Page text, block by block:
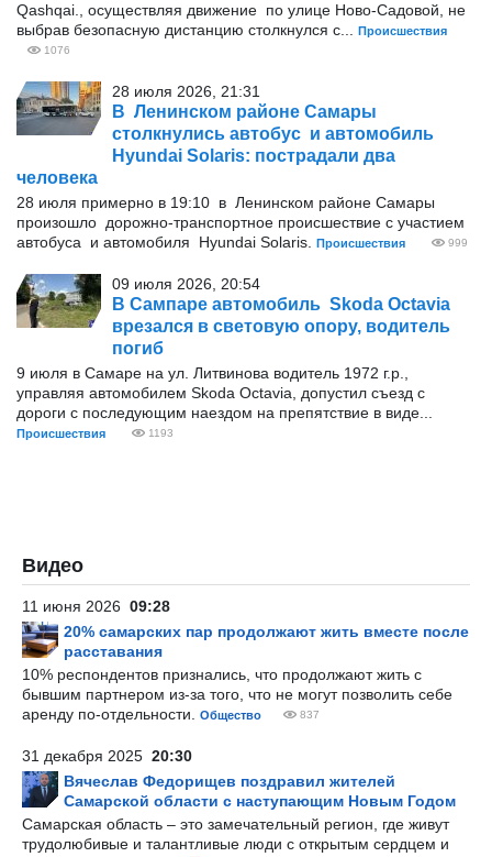
Qashqai., осуществляя движение по улице Ново-Садовой, не
выбрав безопасную дистанцию столкнулся с...
Происшествия
1076
28 июля 2026, 21:31
В Ленинском районе Самары
столкнулись автобус и автомобиль
Hyundai Solaris: пострадали два
человека
28 июля примерно в 19:10 в Ленинском районе Самары
произошло дорожно-транспортное происшествие с участием
автобуса и автомобиля Hyundai Solaris.
Происшествия 999
09 июля 2026, 20:54
В Сампаре автомобиль Skoda Octavia
врезался в световую опору, водитель
погиб
9 июля в Самаре на ул. Литвинова водитель 1972 г.р.,
управляя автомобилем Skoda Octavia, допустил съезд с
дороги с последующим наездом на препятствие в виде...
Происшествия 1193
Видео
11 июня 2026 09:28
20% самарских пар продолжают жить вместе после
расставания
10% респондентов признались, что продолжают жить с
бывшим партнером из-за того, что не могут позволить себе
аренду по-отдельности.
Общество 837
31 декабря 2025 20:30
Вячеслав Федорищев поздравил жителей
Самарской области с наступающим Новым Годом
Самарская область – это замечательный регион, где живут
трудолюбивые и талантливые люди с открытым сердцем и